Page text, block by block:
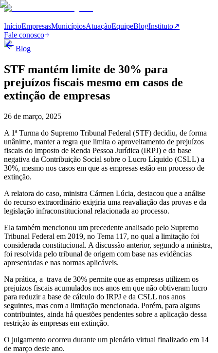
InícioEmpresasMunicípiosAtuaçãoEquipeBlogInstituto↗
Fale conosco
Blog
STF mantém limite de 30% para
prejuízos fiscais mesmo em casos de
extinção de empresas
26 de março, 2025
A 1ª Turma do Supremo Tribunal Federal (STF) decidiu, de forma
unânime, manter a regra que limita o aproveitamento de prejuízos
fiscais do Imposto de Renda Pessoa Jurídica (IRPJ) e da base
negativa da Contribuição Social sobre o Lucro Líquido (CSLL) a
30%, mesmo nos casos em que as empresas estão em processo de
extinção.
A relatora do caso, ministra Cármen Lúcia, destacou que a análise
do recurso extraordinário exigiria uma reavaliação das provas e da
legislação infraconstitucional relacionada ao processo.
Ela também mencionou um precedente analisado pelo Supremo
Tribunal Federal em 2019, no Tema 117, no qual a limitação foi
considerada constitucional. A discussão anterior, segundo a ministra,
foi resolvida pelo tribunal de origem com base nas evidências
apresentadas e nas normas aplicáveis.
Na prática, a trava de 30% permite que as empresas utilizem os
prejuízos fiscais acumulados nos anos em que não obtiveram lucro
para reduzir a base de cálculo do IRPJ e da CSLL nos anos
seguintes, mas com a limitação mencionada. Porém, para alguns
contribuintes, ainda há questões pendentes sobre a aplicação dessa
restrição às empresas em extinção.
O julgamento ocorreu durante um plenário virtual finalizado em 14
de março deste ano.